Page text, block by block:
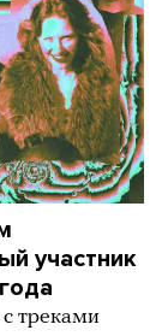
участник
треками